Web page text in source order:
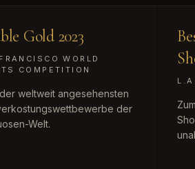
Gold 2023
WORLD
COMPETITION
weltweit angesehensten
der
Welt.